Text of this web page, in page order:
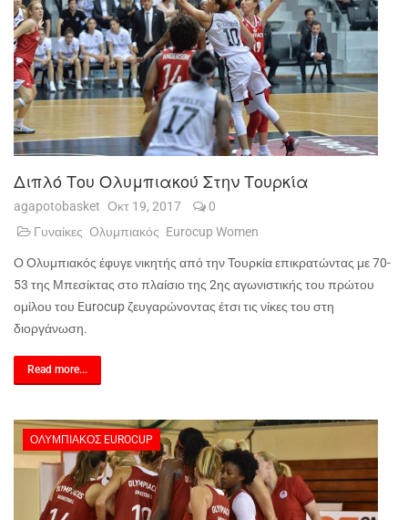
Διπλό Του Ολυμπιακού Στην Τουρκία
agapotobasket Οκτ 19, 2017
0
Γυναίκες Ολυμπιακός Eurocup Women
Ο Ολυμπιακός έφυγε νικητής από την Τουρκία επικρατώντας με 70-
53 της Μπεσίκτας στο πλαίσιο της 2ης αγωνιστικής του πρώτου
ομίλου του Eurocup ζευγαρώνοντας έτσι τις νίκες του στη
διοργάνωση.
Read more...
ΟΛΥΜΠΙΑΚΌΣ EUROCUP